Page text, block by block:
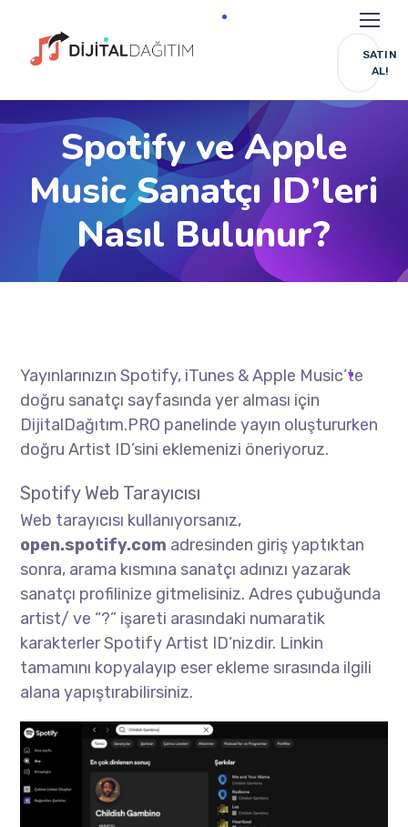
SATIN
AL!
Spotify ve Apple
Music Sanatçı ID’leri
Nasıl Bulunur?
Yayınlarınızın Spotify, iTunes & Apple Music’te
doğru sanatçı sayfasında yer alması için
DijitalDağıtım.PRO panelinde yayın oluştururken
doğru Artist ID’sini eklemenizi öneriyoruz.
Spotify Web Tarayıcısı
Web tarayıcısı kullanıyorsanız,
open.spotify.com adresinden giriş yaptıktan
sonra, arama kısmına sanatçı adınızı yazarak
sanatçı profilinize gitmelisiniz. Adres çubuğunda
artist/ ve “?” işareti arasındaki numaratik
karakterler Spotify Artist ID’nizdir. Linkin
tamamını kopyalayıp eser ekleme sırasında ilgili
alana yapıştırabilirsiniz.